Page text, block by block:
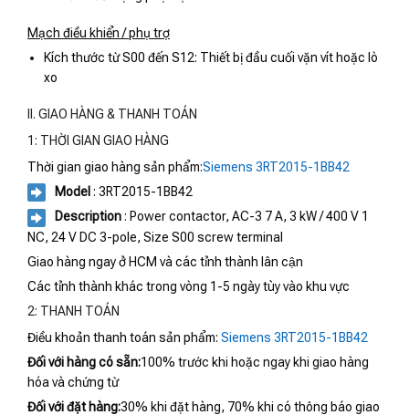
Mạch điều khiển / phụ trợ
Kích thước từ S00 đến S12: Thiết bị đầu cuối vặn vít hoặc lò
xo
II. GIAO HÀNG & THANH TOÁN
1: THỜI GIAN GIAO HÀNG
Thời gian giao hàng sản phẩm:Siemens 3RT2015-1BB42
Model : 3RT2015-1BB42
Description: Power contactor, AC-3 7 A, 3 kW / 400 V 1
NC, 24 V DC 3-pole, Size S00 screw terminal
Giao hàng ngay ở HCM và các tỉnh thành lân cận
Các tỉnh thành khác trong vòng 1-5 ngày tùy vào khu vực
2: THANH TOÁN
Điều khoản thanh toán sản phẩm: Siemens 3RT2015-1BB42
Đối với hàng có sẵn:100% trước khi hoặc ngay khi giao hàng
hóa và chứng từ
Đối với đặt hàng:30% khi đặt hàng, 70% khi có thông báo giao